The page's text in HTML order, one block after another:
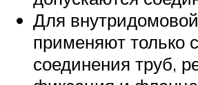
Для
применяют только
соединения труб,